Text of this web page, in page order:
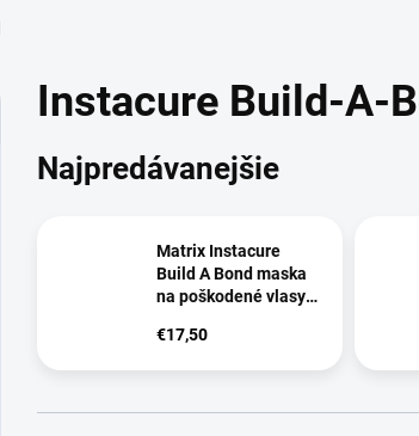
Instacure Build-A-
Najpredávanejšie
Matrix Instacure
Build A Bond maska
na poškodené vlasy
€17,50